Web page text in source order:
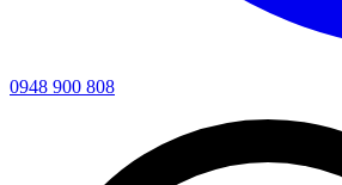
0948 900 808